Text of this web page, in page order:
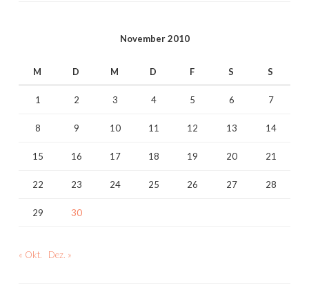
November 2010
M D M D F S S
1 2 3 4 5 6 7
8 9 10 11 12 13 14
15 16 17 18 19 20 21
22 23 24 25 26 27 28
29 30
« Okt. Dez. »